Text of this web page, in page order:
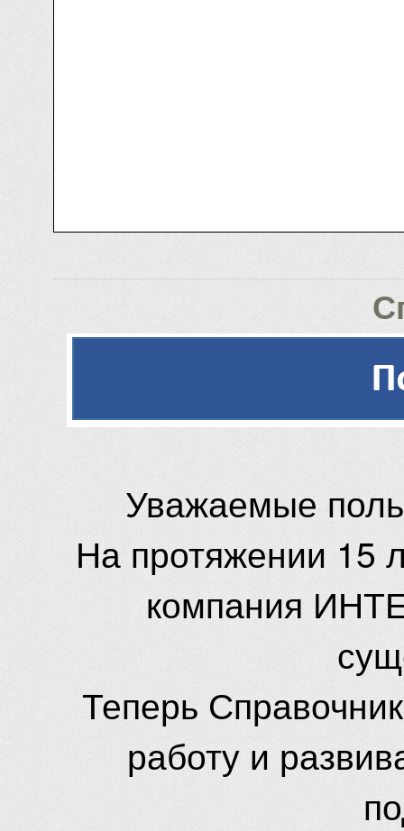
Уважаемые
На протяжении 15
компания
Теперь
работу и